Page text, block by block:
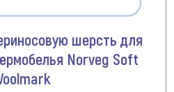
шерсть для
Norveg Soft